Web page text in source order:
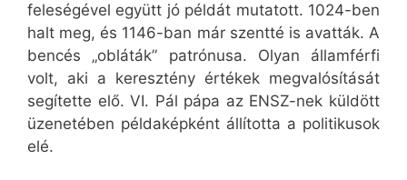
feleségével együtt jó példát mutatott. 1024-ben
halt meg, és 1146-ban már szentté is avatták. A
bencés „obláták” patrónusa. Olyan államférfi
volt, aki a keresztény értékek megvalósítását
segítette elő. VI. Pál pápa az ENSZ-nek küldött
üzenetében példaképként állította a politikusok
elé.